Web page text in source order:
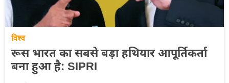
विश्व
रूस भारत का सबसे बड़ा हथियार आपूर्तिकर्ता
बना हुआ है: SIPRI